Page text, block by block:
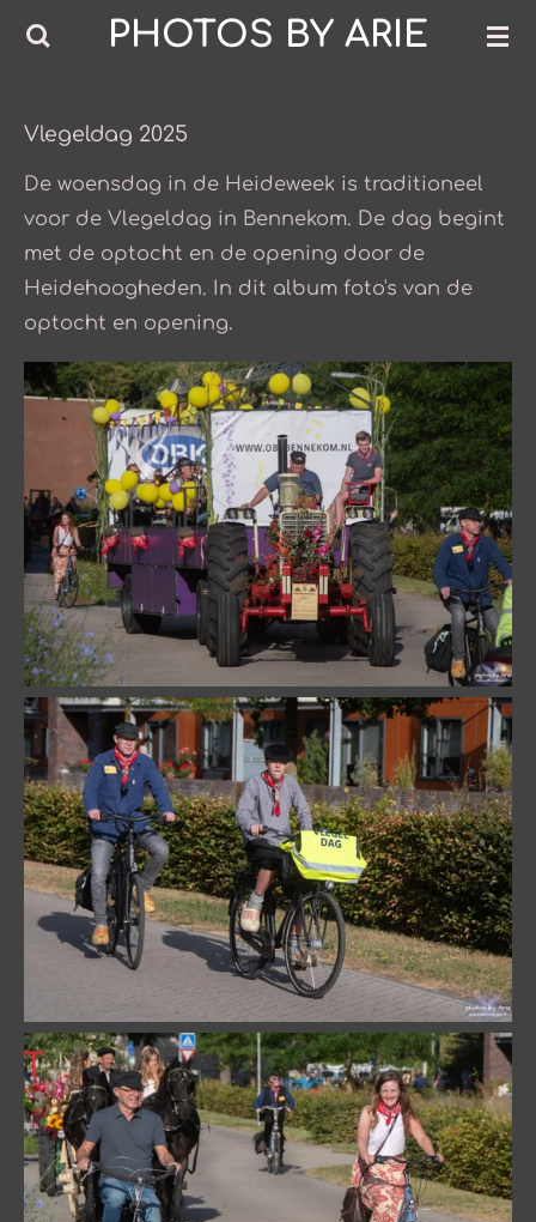
Ga
de
PHOTOS BY ARIE
Vlegeldag 2025
De woensdag in de Heideweek is traditioneel
voor de Vlegeldag in Bennekom. De dag begint
met de optocht en de opening door de
Heidehoogheden. In dit album foto's van de
optocht en opening.